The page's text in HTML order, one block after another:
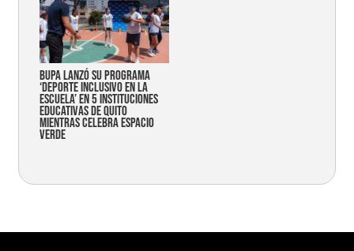
Bupa lanzó su programa
‘Deporte Inclusivo en la
Escuela’ en 5 instituciones
educativas de Quito
mientras celebra espacio
verde